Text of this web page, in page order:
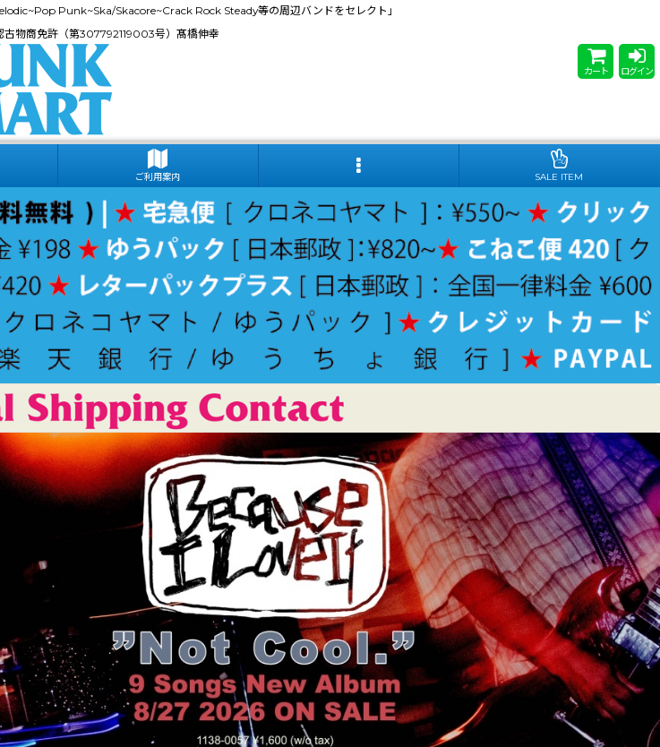
Punk~Ska/Skacore~Crack Rock Steady等の周辺バンドをセレクト」
古物商免許（第307792119003号）髙橋伸幸
カート ログイン
ご利用案内 SALE ITEM